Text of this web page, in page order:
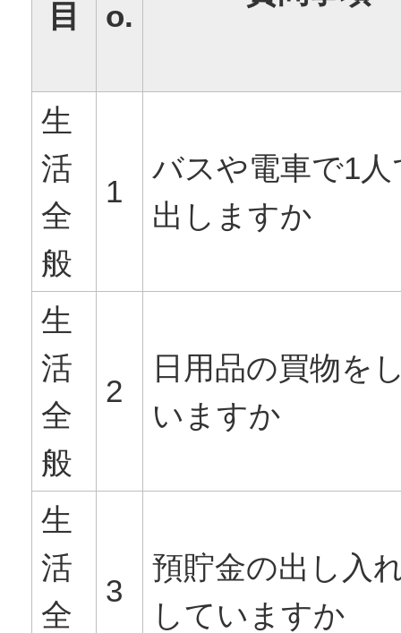
目
o.
生
活
全
般
1
バスや電車で1人
出しますか
生
活
全
般
2
日用品の買物を
いますか
生
活
全
3
預貯金の出し入
していますか